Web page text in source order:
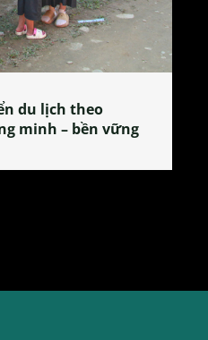
Làng làm bánh tẻ
tỏa đặc sản xứ Đoài